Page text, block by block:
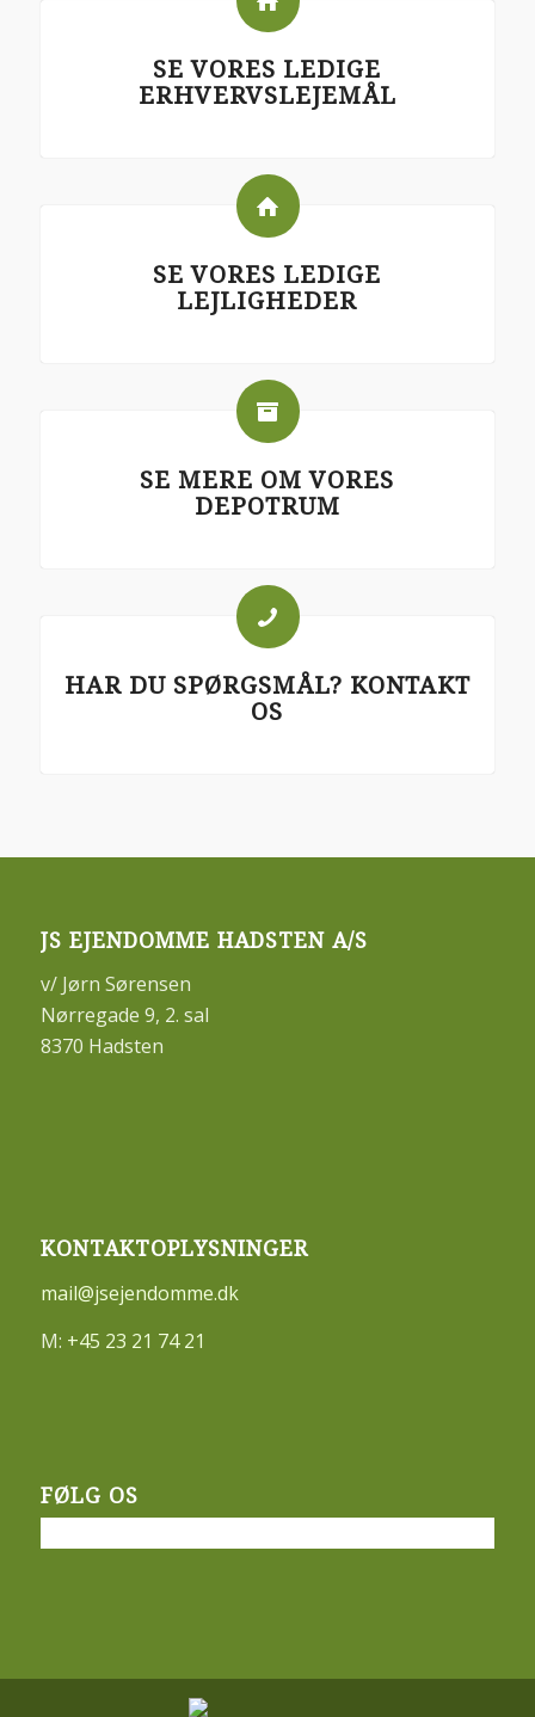
SE VORES LEDIGE
ERHVERVSLEJEMÅL
SE VORES LEDIGE
LEJLIGHEDER
SE MERE OM VORES
DEPOTRUM
HAR DU SPØRGSMÅL? KONTAKT
OS
JS EJENDOMME HADSTEN A/S
v/ Jørn Sørensen
Nørregade 9, 2. sal
8370 Hadsten
KONTAKTOPLYSNINGER
mail@jsejendomme.dk
M: +45 23 21 74 21
FØLG OS